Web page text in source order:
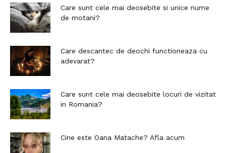
Care sunt cele mai deosebite si unice nume
de motani?
Care descantec de deochi functioneaza cu
adevarat?
Care sunt cele mai deosebite locuri de vizitat
in Romania?
Cine este Oana Matache? Afla acum